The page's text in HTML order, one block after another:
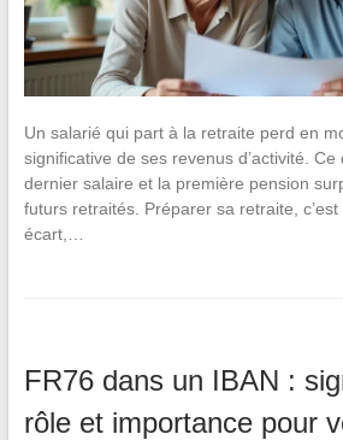
Un salarié qui part à la retraite perd en
significative de ses revenus d’activité.
dernier salaire et la première pension
futurs retraités. Préparer sa retraite,
écart,…
FR76 dans un IBAN :
rôle et importance pour